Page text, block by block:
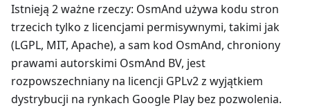
Istnieją 2 ważne rzeczy: OsmAnd używa kodu stron
trzecich tylko z licencjami permisywnymi, takimi jak
(LGPL, MIT, Apache), a sam kod OsmAnd, chroniony
prawami autorskimi OsmAnd BV, jest
rozpowszechniany na licencji GPLv2 z wyjątkiem
dystrybucji na rynkach Google Play bez pozwolenia.